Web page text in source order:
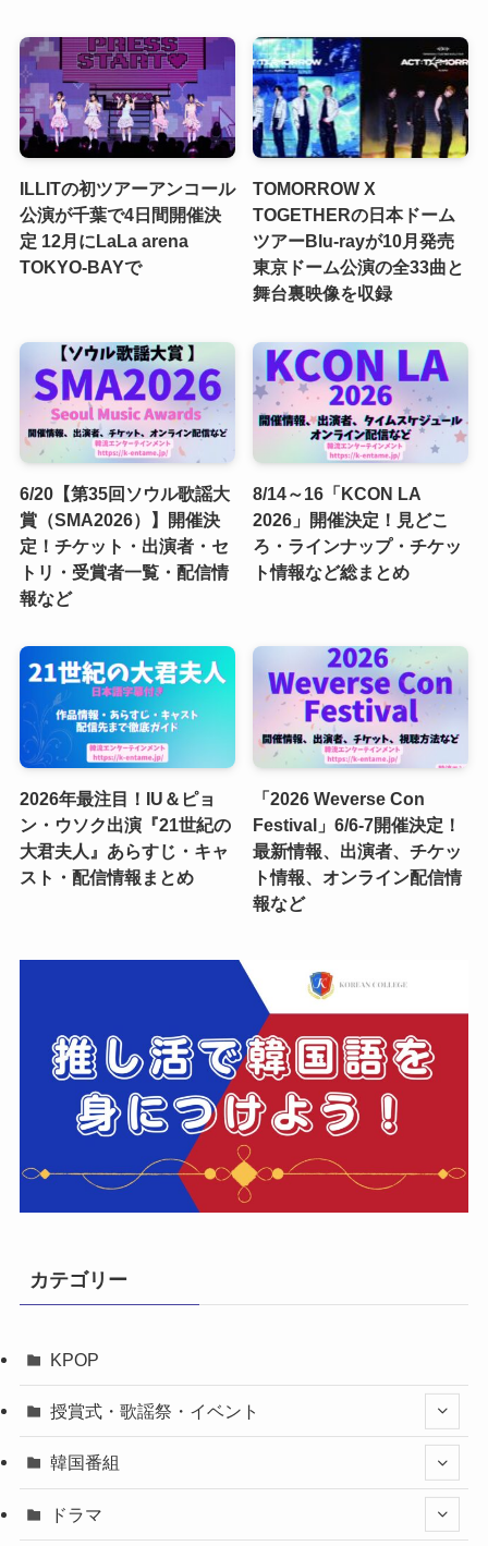
ILLITの初ツアーアンコール
公演が千葉で4日間開催決
定 12月にLaLa arena
TOKYO-BAYで
TOMORROW X
TOGETHERの日本ドーム
ツアーBlu-rayが10月発売
東京ドーム公演の全33曲と
舞台裏映像を収録
6/20【第35回ソウル歌謡大
賞（SMA2026）】開催決
定！チケット・出演者・セ
トリ・受賞者一覧・配信情
報など
8/14～16「KCON LA
2026」開催決定！見どこ
ろ・ラインナップ・チケッ
ト情報など総まとめ
2026年最注目！IU＆ピョ
ン・ウソク出演『21世紀の
大君夫人』あらすじ・キャ
スト・配信情報まとめ
「2026 Weverse Con
Festival」6/6-7開催決定！
最新情報、出演者、チケッ
ト情報、オンライン配信情
報など
カテゴリー
KPOP
授賞式・歌謡祭・イベント
韓国番組
ドラマ